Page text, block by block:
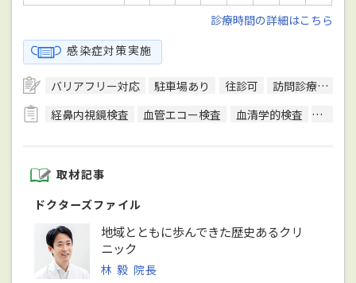
診療時間の詳細はこちら
感染症対策実施
バリアフリー対応 駐車場あり 往診可 訪問診療可
経鼻内視鏡検査
血管エコー検査 血清学的検査 呼吸機
取材記事
ドクターズファイル
地域とともに歩んできた歴史あるクリ
ニック
林 毅 院長